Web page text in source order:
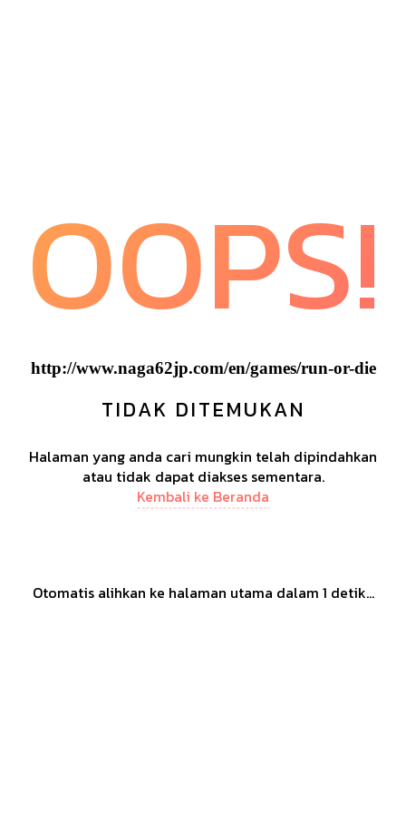
OOPS!
http://www.naga62jp.com/en/games/run-or-die
TIDAK DITEMUKAN
Halaman yang anda cari mungkin telah dipindahkan
atau tidak dapat diakses sementara.
Kembali ke Beranda
Otomatis alihkan ke halaman utama dalam 1 detik...